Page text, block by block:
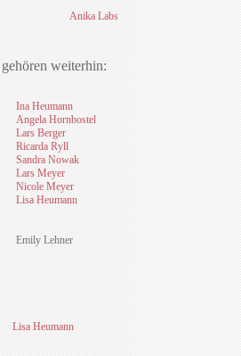
Anika Labs
weiterhin:
Ina Heumann
Angela Hornbostel
Lars Berger
Ricarda Ryll
Sandra Nowak
Lars Meyer
Nicole Meyer
Lisa Heumann
Emily Lehner
Lisa Heumann